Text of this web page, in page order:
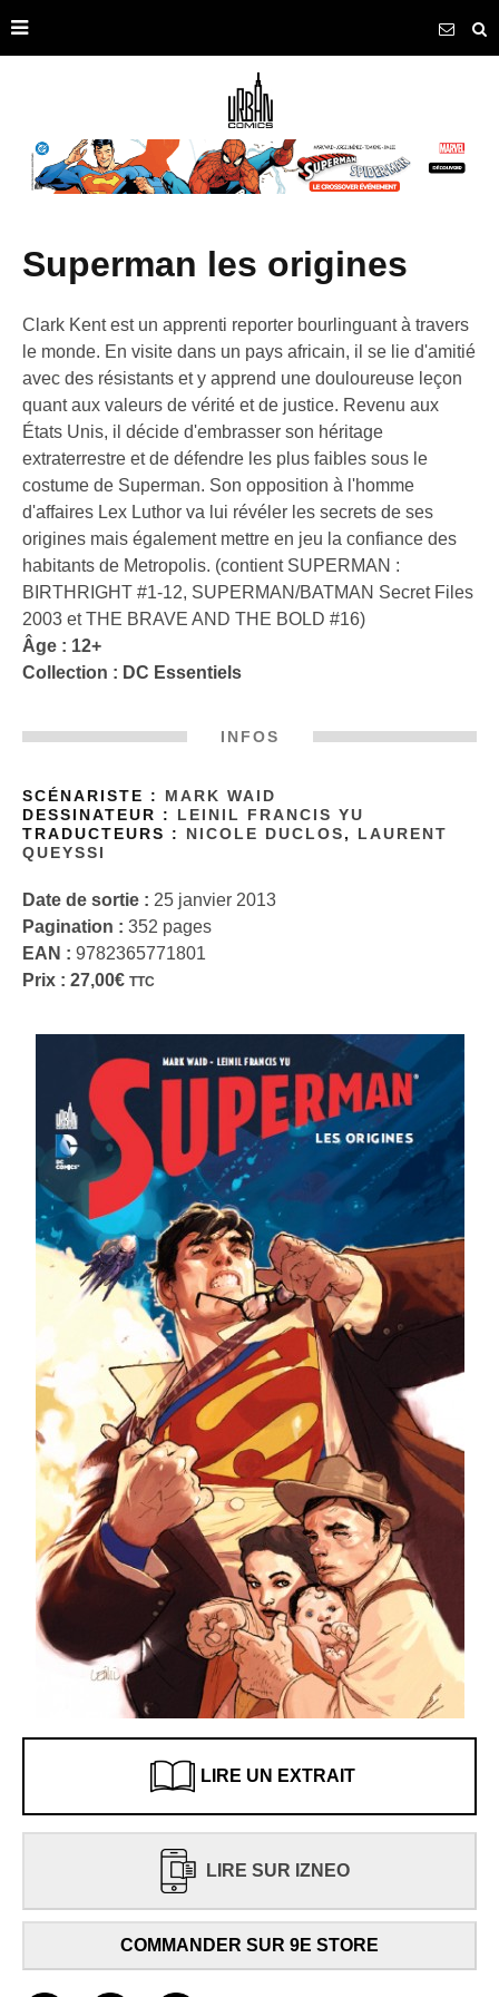
superman les origines
Clark Kent est un apprenti reporter bourlinguant à travers
le monde. En visite dans un pays africain, il se lie d'amitié
avec des résistants et y apprend une douloureuse leçon
quant aux valeurs de vérité et de justice. Revenu aux
États Unis, il décide d'embrasser son héritage
extraterrestre et de défendre les plus faibles sous le
costume de Superman. Son opposition à l'homme
d'affaires Lex Luthor va lui révéler les secrets de ses
origines mais également mettre en jeu la confiance des
habitants de Metropolis. (contient SUPERMAN :
BIRTHRIGHT #1-12, SUPERMAN/BATMAN Secret Files
2003 et THE BRAVE AND THE BOLD #16)
Âge : 12+
Collection : DC Essentiels
INFOS
SCÉNARISTE :
MARK WAID
DESSINATEUR :
LEINIL FRANCIS YU
TRADUCTEURS :
NICOLE DUCLOS ,
LAURENT
QUEYSSI
Date de sortie : 25 janvier 2013
Pagination : 352 pages
EAN : 9782365771801
Prix : 27,00€ TTC
LIRE UN EXTRAIT
LIRE SUR IZNEO
COMMANDER SUR 9E STORE